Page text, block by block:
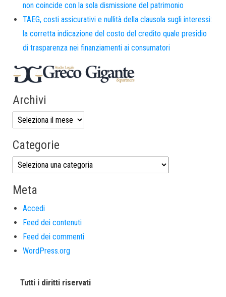
non coincide con la sola dismissione del patrimonio
TAEG, costi assicurativi e nullità della clausola sugli interessi:
la corretta indicazione del costo del credito quale presidio
di trasparenza nei finanziamenti ai consumatori
Archivi
Categorie
Meta
Accedi
Feed dei contenuti
Feed dei commenti
WordPress.org
Tutti i diritti riservati